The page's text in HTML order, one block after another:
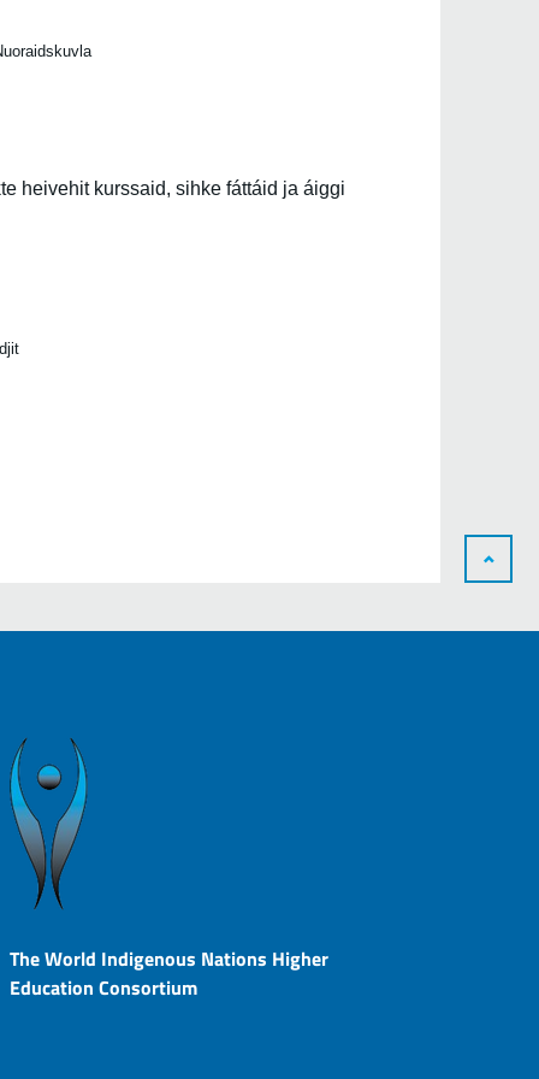
heivehit kurssaid, sihke fáttáid ja áiggi
The World Indigenous Nations Higher
Education Consortium